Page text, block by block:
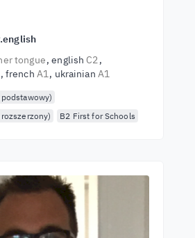
tongue english C2
french A1 ukrainian A1
B2 First for Schools